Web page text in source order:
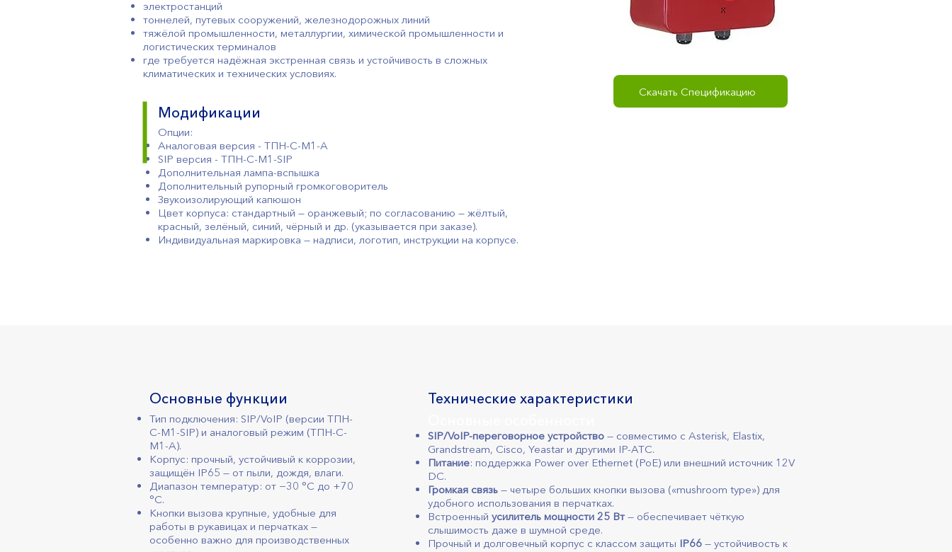
электростанций
тоннелей, путевых сооружений, железнодорожных линий
тяжёлой промышленности, металлургии, химической промышленности и
логистических терминалов
где требуется надёжная экстренная связь и устойчивость в сложных
климатических и технических условиях.
Модификации
Опции:
Аналоговая версия - ТПН-С-М1-A
SIP версия - ТПН-С-М1-SIP
Дополнительная лампа-вспышка
Дополнительный рупорный громкоговоритель
Звукоизолирующий капюшон
Цвет корпуса: стандартный — оранжевый; по согласованию — жёлтый,
красный, зелёный, синий, чёрный и др. (указывается при заказе).
Индивидуальная маркировка — надписи, логотип, инструкции на корпусе.
Скачать Спецификацию
Основные функции
Тип подключения: SIP/VoIP (версии ТПН-
С-М1-SIP) и аналоговый режим (ТПН-С-
М1-A).
Корпус: прочный, устойчивый к коррозии,
защищён IP65 — от пыли, дождя, влаги.
Диапазон температур: от −30 °C до +70
°C.
Кнопки вызова крупные, удобные для
работы в рукавицах и перчатках —
особенно важно для производственных
Технические характеристики
SIP/VoIP-переговорное устройство — совместимо с Asterisk, Elastix,
Grandstream, Cisco, Yeastar и другими IP-АТС.
Питание: поддержка Power over Ethernet (PoE) или внешний источник 12V
DC.
Громкая связь — четыре больших кнопки вызова («mushroom type») для
удобного использования в перчатках.
Встроенный усилитель мощности 25 Вт — обеспечивает чёткую
слышимость даже в шумной среде.
Прочный и долговечный корпус с классом защиты IP66 — устойчивость к